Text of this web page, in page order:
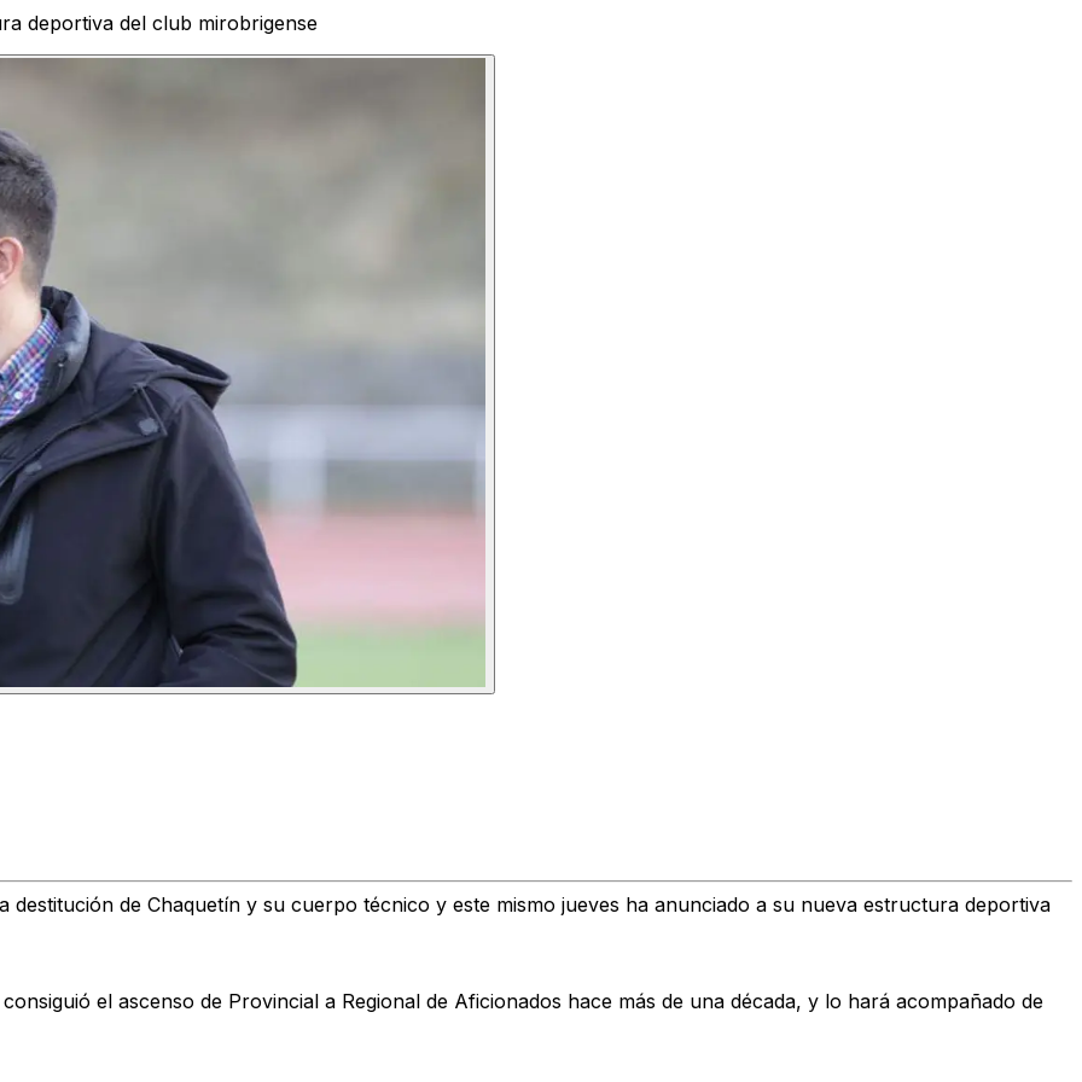
deportiva del club mirobrigense
destitución de Chaquetín y su cuerpo técnico y este mismo jueves ha anunciado a su nueva estructura deportiva
el ascenso de Provincial a Regional de Aficionados hace más de una década, y lo hará acompañado de